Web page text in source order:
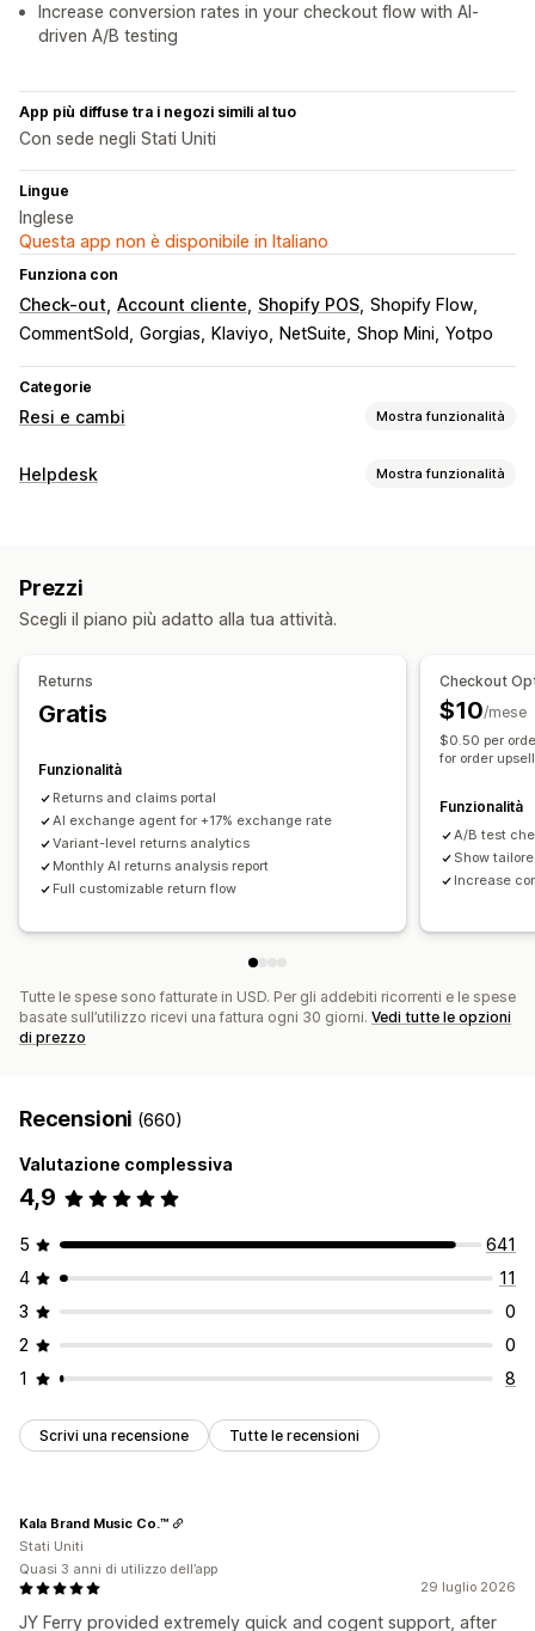
Increase conversion rates in your checkout flow with AI-
driven A/B testing
App più diffuse tra i negozi simili al tuo
Con sede negli Stati Uniti
Lingue
Inglese
Questa app non è disponibile in Italiano
Funziona con
Check-out Account cliente Shopify POS Shopify Flow
CommentSold
Gorgias Klaviyo NetSuite Shop Mini Yotpo
Categorie
Resi e cambi Mostra funzionalità
Opzioni di reso
Gestione dei resi
Informative personalizzate
Finestre per i resi
Etichette di spedizione
Notifiche via email
Gestione dei rimborsi Aggiornamenti delle scorte
Blocklist dei clienti Analisi
Helpdesk Mostra funzionalità
Self-service
Biglietti
Assegnazione automatica
Trigger basati su regole
Aggiunta di tag
Rilevamento dello spam
Notifiche personalizzate
Sondaggi di feedback
Report
Prezzi
Scegli il piano più adatto alla tua attività.
Returns
Gratis
Funzionalità
Returns and claims portal
AI exchange agent for +17% exchange rate
Variant-level returns analytics
Monthly AI returns analysis report
Full customizable return flow
Checkout
$10/mese
$0.50 per
for order upsell
Funzionalità
A/B test
Show
Increase
Tutte le spese sono fatturate in USD. Per gli addebiti ricorrenti e le spese
basate sull’utilizzo ricevi una fattura ogni 30 giorni. Vedi tutte le opzioni
di prezzo
Recensioni (660)
Valutazione complessiva
4,9
5
641
4
11
3
0
2
0
1
8
Scrivi una recensione Tutte le recensioni
29 luglio 2026
JY Ferry provided extremely quick and cogent support, after
Kala Brand Music Co.™
Stati Uniti
Quasi 3 anni di utilizzo dell’app